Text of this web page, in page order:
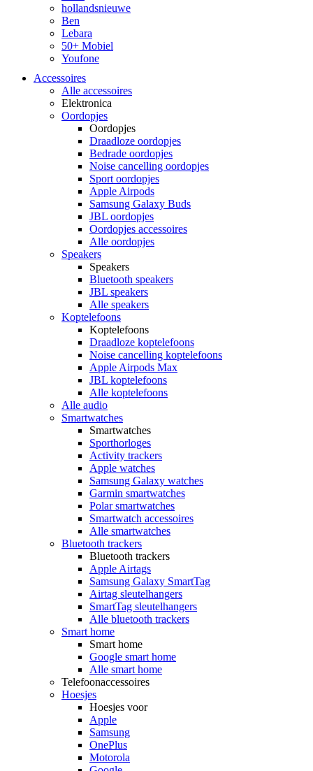
hollandsnieuwe
Ben
Lebara
50+ Mobiel
Youfone
Accessoires
Alle accessoires
Elektronica
Oordopjes
Oordopjes
Draadloze oordopjes
Bedrade oordopjes
Noise cancelling oordopjes
Sport oordopjes
Apple Airpods
Samsung Galaxy Buds
JBL oordopjes
Oordopjes accessoires
Alle oordopjes
Speakers
Speakers
Bluetooth speakers
JBL speakers
Alle speakers
Koptelefoons
Koptelefoons
Draadloze koptelefoons
Noise cancelling koptelefoons
Apple Airpods Max
JBL koptelefoons
Alle koptelefoons
Alle audio
Smartwatches
Smartwatches
Sporthorloges
Activity trackers
Apple watches
Samsung Galaxy watches
Garmin smartwatches
Polar smartwatches
Smartwatch accessoires
Alle smartwatches
Bluetooth trackers
Bluetooth trackers
Apple Airtags
Samsung Galaxy SmartTag
Airtag sleutelhangers
SmartTag sleutelhangers
Alle bluetooth trackers
Smart home
Smart home
Google smart home
Alle smart home
Telefoonaccessoires
Hoesjes
Hoesjes voor
Apple
Samsung
OnePlus
Motorola